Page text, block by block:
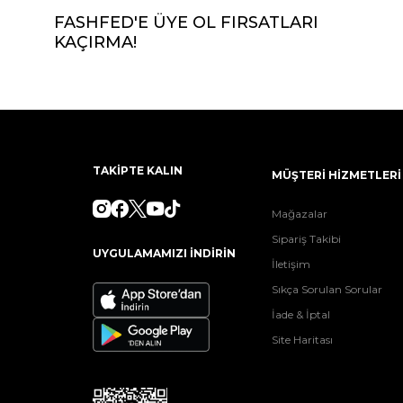
FASHFED'E ÜYE OL FIRSATLARI
KAÇIRMA!
TAKİPTE KALIN
UYGULAMAMIZI İNDİRİN
MÜŞTERİ HİZMETLERİ
Mağazalar
Sipariş Takibi
İletişim
Sıkça Sorulan Sorular
İade & İptal
Site Haritası